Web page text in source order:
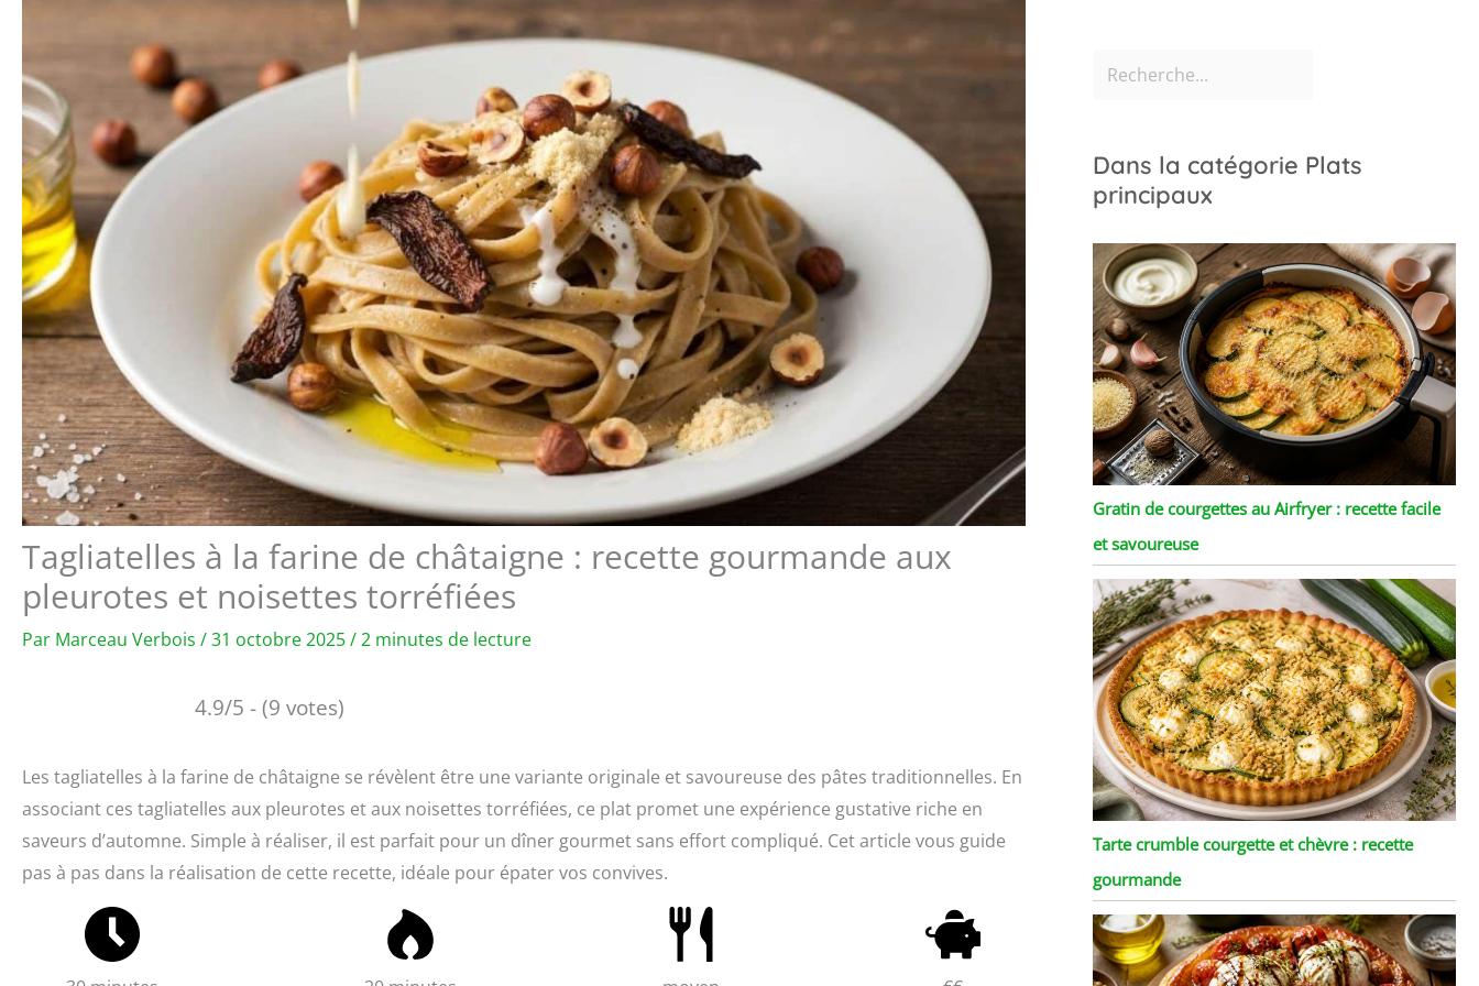
Tagliatelles à la farine de châtaigne : recette gourmande aux
pleurotes et noisettes torréfiées
Par Marceau Verbois /31 octobre 2025/2 minutes de lecture
4.9/5 - (9 votes)
Les tagliatelles à la farine de châtaigne se révèlent être une variante originale et savoureuse des pâtes traditionnelles. En
associant ces tagliatelles aux pleurotes et aux noisettes torréfiées, ce plat promet une expérience gustative riche en
saveurs d’automne. Simple à réaliser, il est parfait pour un dîner gourmet sans effort compliqué. Cet article vous guide
pas à pas dans la réalisation de cette recette, idéale pour épater vos convives.
Dans la catégorie Plats
principaux
Gratin de courgettes au Airfryer : recette facile
et savoureuse
Tarte crumble courgette et chèvre : recette
gourmande